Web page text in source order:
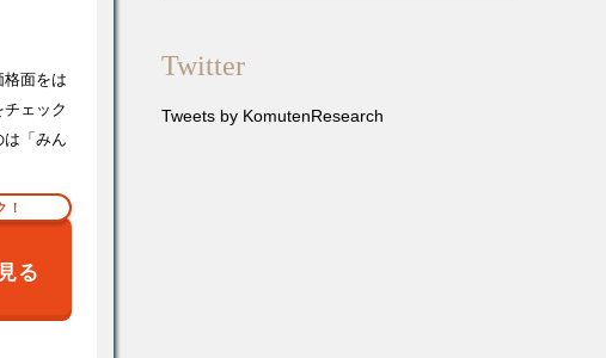
格面をは
ェック
は「みん
！
る
Twitter
Tweets by KomutenResearch